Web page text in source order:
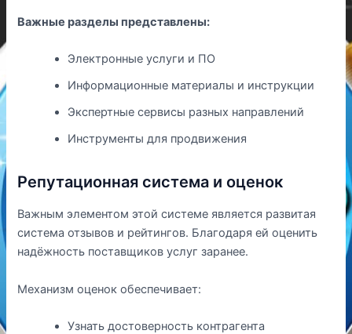
Важные разделы представлены:
Электронные услуги и ПО
Информационные материалы и инструкции
Экспертные сервисы разных направлений
Инструменты для продвижения
Репутационная система и оценок
Важным элементом этой системе является развитая
система отзывов и рейтингов. Благодаря ей оценить
надёжность поставщиков услуг заранее.
Механизм оценок обеспечивает:
Узнать достоверность контрагента